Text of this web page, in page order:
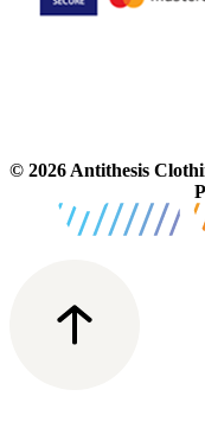
© 2026 Antithesis